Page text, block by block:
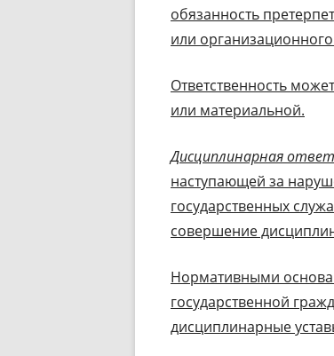
обязанность
или
Ответственность
или материальной.
Дисциплинарная
наступающей за
государственных
совершение
Нормативными
государственной
дисциплинарные